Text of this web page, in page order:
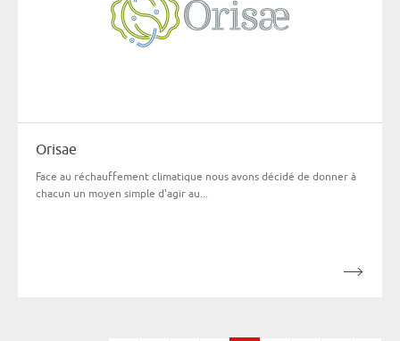
Orisae
Face au réchauffement climatique nous avons décidé de donner à
chacun un moyen simple d'agir au...